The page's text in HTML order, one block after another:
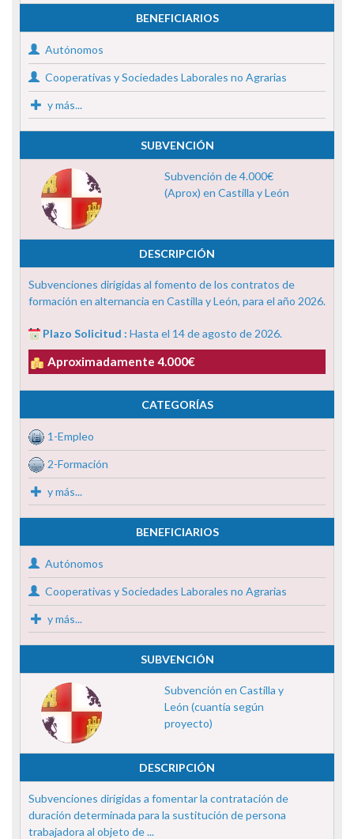
BENEFICIARIOS
Autónomos
Cooperativas y Sociedades Laborales no Agrarias
y más...
SUBVENCIÓN
Subvención de 4.000€
(Aprox) en Castilla y León
DESCRIPCIÓN
Subvenciones dirigidas al fomento de los contratos de
formación en alternancia en Castilla y León, para el año 2026.
Plazo Solicitud : Hasta el 14 de agosto de 2026.
Aproximadamente 4.000€
CATEGORÍAS
1-Empleo
2-Formación
y más...
BENEFICIARIOS
Autónomos
Cooperativas y Sociedades Laborales no Agrarias
y más...
SUBVENCIÓN
Subvención en Castilla y
León (cuantía según
proyecto)
DESCRIPCIÓN
Subvenciones dirigidas a fomentar la contratación de
duración determinada para la sustitución de persona
trabajadora al objeto de ...